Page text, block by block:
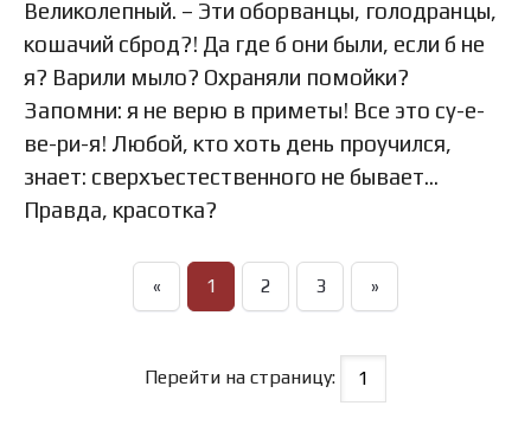
Великолепный. – Эти оборванцы, голодранцы,
кошачий сброд?! Да где б они были, если б не
я? Варили мыло? Охраняли помойки?
Запомни: я не верю в приметы! Все это су-е-
ве-ри-я! Любой, кто хоть день проучился,
знает: сверхъестественного не бывает…
Правда, красотка?
« 1 2 3 »
Перейти на страницу: